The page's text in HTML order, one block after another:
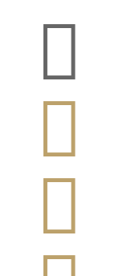


